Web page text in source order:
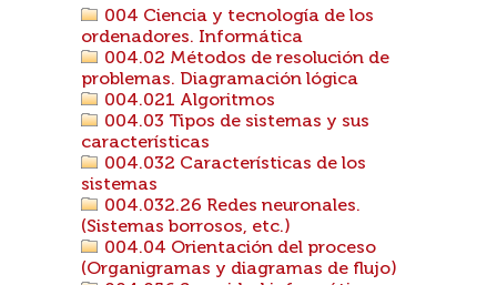
004 Ciencia y tecnología de los
ordenadores. Informática
004.02 Métodos de resolución de
problemas. Diagramación lógica
004.021 Algoritmos
004.03 Tipos de sistemas y sus
características
004.032 Características de los
sistemas
004.032.26 Redes neuronales.
(Sistemas borrosos, etc.)
004.04 Orientación del proceso
(Organigramas y diagramas de flujo)